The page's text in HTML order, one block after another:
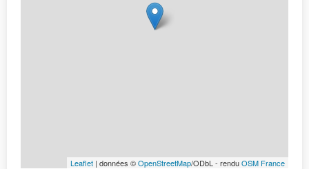
Leaflet | données ©OpenStreetMap/ODbL - renduOSM France